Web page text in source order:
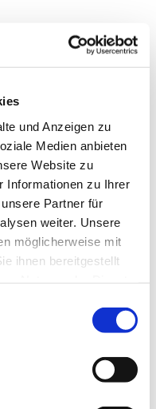
und Anzeigen zu
Medien anbieten
Website zu
Informationen zu Ihrer
Partner für
weiter. Unsere
möglicherweise mit
ihnen bereitgestellt
zu Freunden
99 61) betreut den Treff